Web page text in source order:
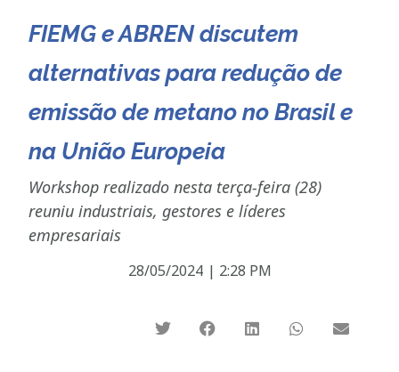
FIEMG e ABREN discutem
alternativas para redução de
emissão de metano no Brasil e
na União Europeia
Workshop realizado nesta terça-feira (28)
reuniu industriais, gestores e líderes
empresariais
28/05/2024 | 2:28 PM